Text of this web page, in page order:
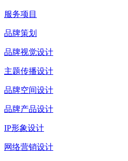
服务项目
品牌策划
品牌视觉设计
主题传播设计
品牌空间设计
品牌产品设计
IP形象设计
网络营销设计